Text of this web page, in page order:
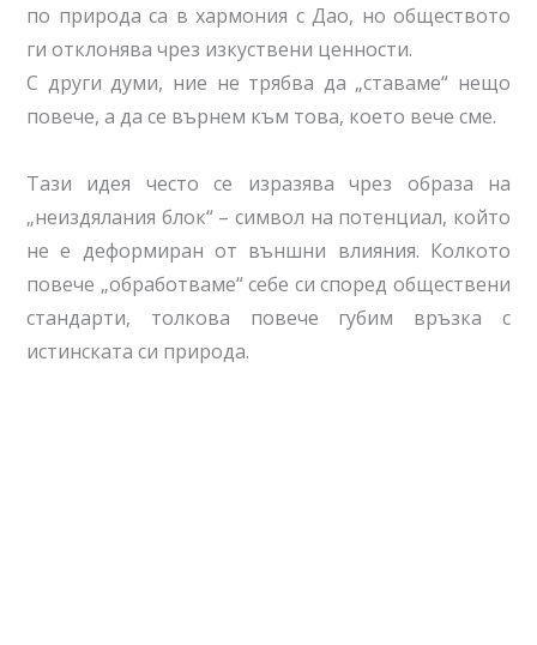
по природа са в хармония с Дао, но обществото
ги отклонява чрез изкуствени ценности.
С други думи, ние не трябва да „ставаме“ нещо
повече, а да се върнем към това, което вече сме.
Тази идея често се изразява чрез образа на
„неиздялания блок“ – символ на потенциал, който
не е деформиран от външни влияния. Колкото
повече „обработваме“ себе си според обществени
стандарти, толкова повече губим връзка с
истинската си природа.